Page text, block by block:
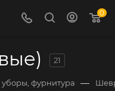
0
21
уборы, фурнитура —